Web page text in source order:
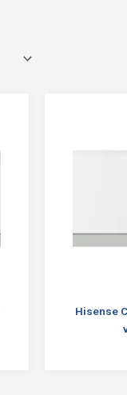
Hisense